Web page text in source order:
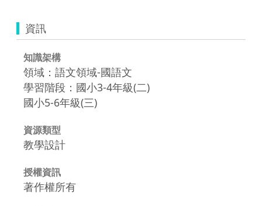
資訊
知識架構
領域：語文領域-國語文
學習階段：國小3-4年級(二)
國小5-6年級(三)
資源類型
教學設計
授權資訊
著作權所有